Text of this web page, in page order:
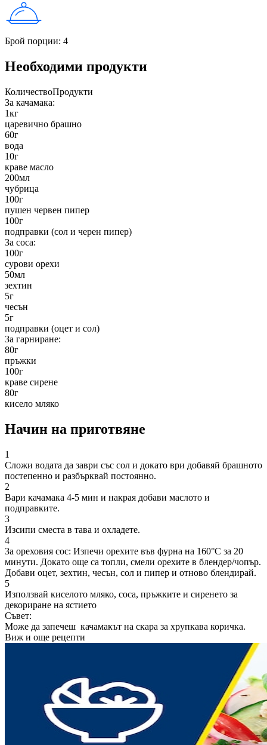
Брой порции: 4
Необходими продукти
КоличествоПродукти
За качамака:
1кг
царевично брашно
60г
вода
10г
краве масло
200мл
чубрица
100г
пушен червен пипер
100г
подправки (сол и черен пипер)
За соса:
100г
сурови орехи
50мл
зехтин
5г
чесън
5г
подправки (оцет и сол)
За гарниране:
80г
пръжки
100г
краве сирене
80г
кисело мляко
Начин на приготвяне
1
Сложи водата да заври със сол и докато ври добавяй брашното
постепенно и разбърквай постоянно.
2
Вари качамака 4-5 мин и накрая добави маслото и
подправките.
3
Изсипи сместа в тава и охладете.
4
За ореховия сос: Изпечи орехите във фурна на 160°С за 20
минути. Докато още са топли, смели орехите в блендер/чопър.
Добави оцет, зехтин, чесън, сол и пипер и отново блендирай.
5
Използвай киселото мляко, соса, пръжките и сиренето за
декориране на ястието
Съвет:
Може да запечеш качамакът на скара за хрупкава коричка.
Виж и още рецепти